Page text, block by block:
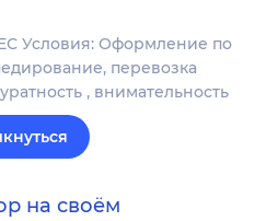
Условия: Оформление по
перевозка
, внимательность
на своём